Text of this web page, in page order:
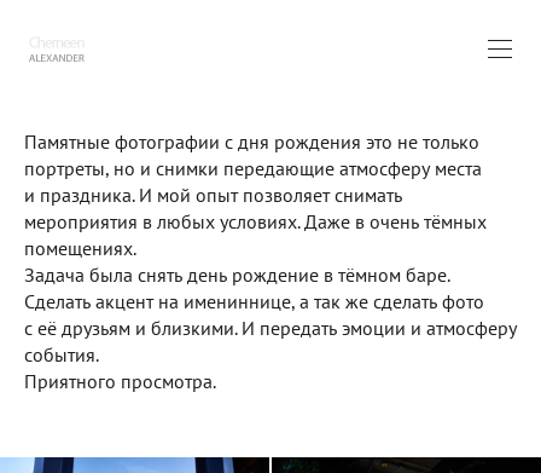
Памятные фотографии с дня рождения это не только
портреты, но и снимки передающие атмосферу места
и праздника. И мой опыт позволяет снимать
мероприятия в любых условиях. Даже в очень тёмных
помещениях.
Задача была снять день рождение в тёмном баре.
Сделать акцент на имениннице, а так же сделать фото
с её друзьям и близкими. И передать эмоции и атмосферу
события.
Приятного просмотра.